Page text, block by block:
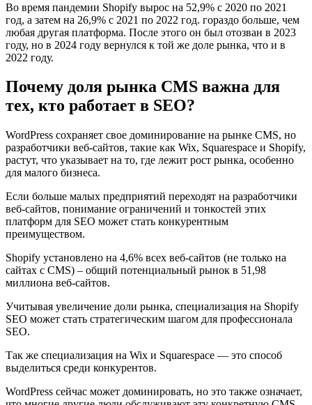
Во время пандемии Shopify вырос на 52,9% с 2020 по 2021
год, а затем на 26,9% с 2021 по 2022 год. гораздо больше, чем
любая другая платформа. После этого он был отозван в 2023
году, но в 2024 году вернулся к той же доле рынка, что и в
2022 году.
Почему доля рынка CMS важна для
тех, кто работает в SEO?
WordPress сохраняет свое доминирование на рынке CMS, но
разработчики веб-сайтов, такие как Wix, Squarespace и Shopify,
растут, что указывает на то, где лежит рост рынка, особенно
для малого бизнеса.
Если больше малых предприятий переходят на разработчики
веб-сайтов, понимание ограничений и тонкостей этих
платформ для SEO может стать конкурентным
преимуществом.
Shopify установлено на 4,6% всех веб-сайтов (не только на
сайтах с CMS) – общий потенциальный рынок в 51,98
миллиона веб-сайтов.
Учитывая увеличение доли рынка, специализация на Shopify
SEO может стать стратегическим шагом для профессионала
SEO.
Так же специализация на Wix и Squarespace — это способ
выделиться среди конкурентов.
WordPress сейчас может доминировать, но это также означает,